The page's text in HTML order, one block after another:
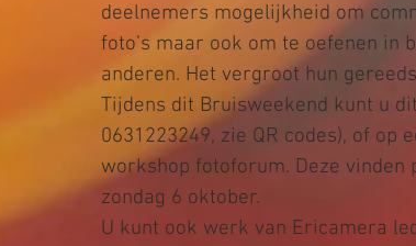
deelnemers mogelijkheid om
foto’s maar ook om te oefenen
anderen. Het vergroot hun
Tijdens dit Bruisweekend kunt u
0631223249, zie QR codes), of op
workshop fotoforum. Deze vinden
zondag 6 oktober.
U kunt ook werk van Ericamera